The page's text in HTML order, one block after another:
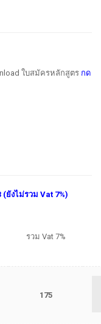
ใบสมัครหลักสูตร กด
(ยังไม่รวม Vat 7%)
รวม Vat 7%
175